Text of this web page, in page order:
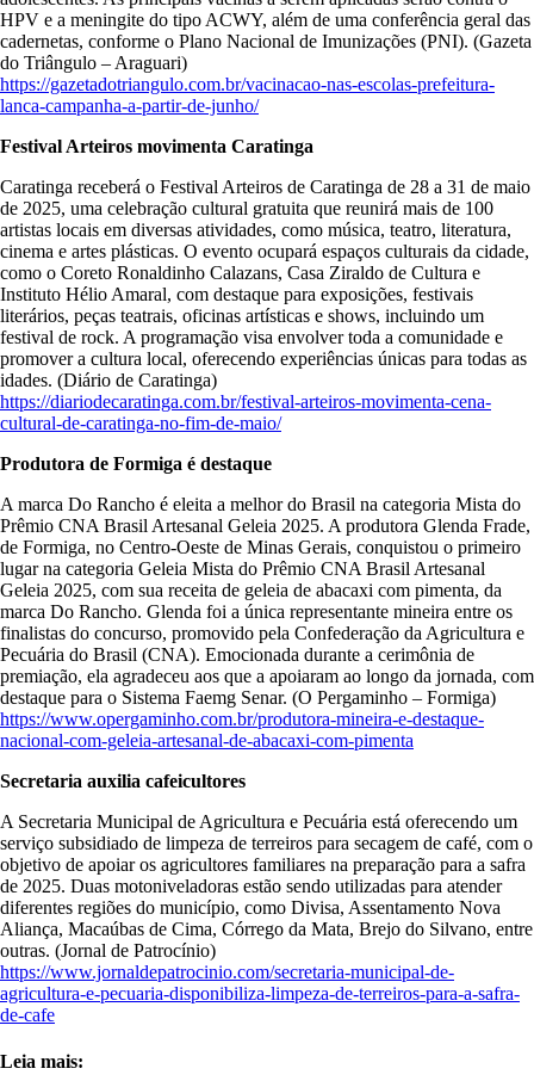
HPV e a meningite do tipo ACWY, além de uma conferência geral das
cadernetas, conforme o Plano Nacional de Imunizações (PNI). (Gazeta
do Triângulo – Araguari)
https://gazetadotriangulo.com.br/vacinacao-nas-escolas-prefeitura-
lanca-campanha-a-partir-de-junho/
Festival Arteiros movimenta Caratinga
Caratinga receberá o Festival Arteiros de Caratinga de 28 a 31 de maio
de 2025, uma celebração cultural gratuita que reunirá mais de 100
artistas locais em diversas atividades, como música, teatro, literatura,
cinema e artes plásticas. O evento ocupará espaços culturais da cidade,
como o Coreto Ronaldinho Calazans, Casa Ziraldo de Cultura e
Instituto Hélio Amaral, com destaque para exposições, festivais
literários, peças teatrais, oficinas artísticas e shows, incluindo um
festival de rock. A programação visa envolver toda a comunidade e
promover a cultura local, oferecendo experiências únicas para todas as
idades. (Diário de Caratinga)
https://diariodecaratinga.com.br/festival-arteiros-movimenta-cena-
cultural-de-caratinga-no-fim-de-maio/
Produtora de Formiga é destaque
A marca Do Rancho é eleita a melhor do Brasil na categoria Mista do
Prêmio CNA Brasil Artesanal Geleia 2025. A produtora Glenda Frade,
de Formiga, no Centro-Oeste de Minas Gerais, conquistou o primeiro
lugar na categoria Geleia Mista do Prêmio CNA Brasil Artesanal
Geleia 2025, com sua receita de geleia de abacaxi com pimenta, da
marca Do Rancho. Glenda foi a única representante mineira entre os
finalistas do concurso, promovido pela Confederação da Agricultura e
Pecuária do Brasil (CNA). Emocionada durante a cerimônia de
premiação, ela agradeceu aos que a apoiaram ao longo da jornada, com
destaque para o Sistema Faemg Senar. (O Pergaminho – Formiga)
https://www.opergaminho.com.br/produtora-mineira-e-destaque-
nacional-com-geleia-artesanal-de-abacaxi-com-pimenta
Secretaria auxilia cafeicultores
A Secretaria Municipal de Agricultura e Pecuária está oferecendo um
serviço subsidiado de limpeza de terreiros para secagem de café, com o
objetivo de apoiar os agricultores familiares na preparação para a safra
de 2025. Duas motoniveladoras estão sendo utilizadas para atender
diferentes regiões do município, como Divisa, Assentamento Nova
Aliança, Macaúbas de Cima, Córrego da Mata, Brejo do Silvano, entre
outras. (Jornal de Patrocínio)
https://www.jornaldepatrocinio.com/secretaria-municipal-de-
agricultura-e-pecuaria-disponibiliza-limpeza-de-terreiros-para-a-safra-
de-cafe
Leia mais: